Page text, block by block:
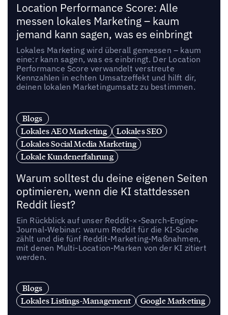
Location Performance Score: Alle
messen lokales Marketing – kaum
jemand kann sagen, was es einbringt
Lokales Marketing wird überall gemessen – kaum
eine:r kann sagen, was es einbringt. Der Location
Performance Score verwandelt verstreute
Kennzahlen in echten Umsatzeffekt und hilft dir,
deinen lokalen Marketingumsatz zu bestimmen.
Blogs
Lokales AEO Marketing
Lokales SEO
Lokales Social Media Marketing
Lokale Kundenerfahrung
Warum solltest du deine eigenen Seiten
optimieren, wenn die KI stattdessen
Reddit liest?
Ein Rückblick auf unser Reddit-×-Search-Engine-
Journal-Webinar: warum Reddit für die KI-Suche
zählt und die fünf Reddit-Marketing-Maßnahmen,
mit denen Multi-Location-Marken von der KI zitiert
werden.
Blogs
Lokales Listings-Management
Google Marketing